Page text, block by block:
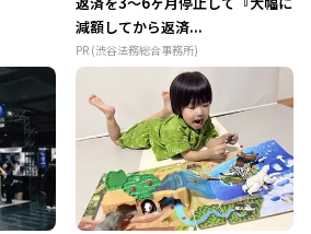
減額してから返済...
PR (渋谷法務総合事務所)